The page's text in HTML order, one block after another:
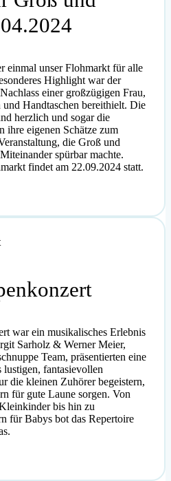
einmal unser Flohmarkt für alle
Highlight war der
einer großzügigen Frau,
Handtaschen bereithielt. Die
herzlich und sogar die
ihre eigenen Schätze zum
die Groß und
spürbar machte.
findet am 22.09.2024 statt.
war ein musikalisches Erlebnis
Sarholz & Werner Meier,
Team, präsentierten eine
fantasievollen
die kleinen Zuhörer begeistern,
für gute Laune sorgen. Von
bis hin zu
für Babys bot das Repertoire